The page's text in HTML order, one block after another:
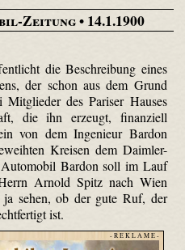
Zeitung• 14.1.1900
die Beschreibung eines
der schon aus dem Grund
des Pariser Hauses
die ihn erzeugt, finanziell
von dem Ingenieur Bardon
Kreisen dem Daimler-
Bardon soll im Lauf
Arnold Spitz nach Wien
sehen, ob der gute Ruf, der
ist.
- R E K L A M E -